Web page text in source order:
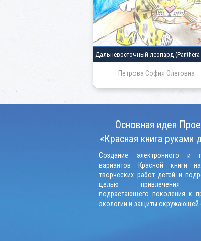
Дальневосточный леопард
Петрова София Олеговна
Основная идея
«Красная книга руками
Создание электронного и
вариантов Красной книги
творческих работ детей и
целью привлечения
подрастающего поколения к
экологии и защиты окружающей